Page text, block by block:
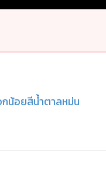
กน้อยสีน้ำตาลหม่น